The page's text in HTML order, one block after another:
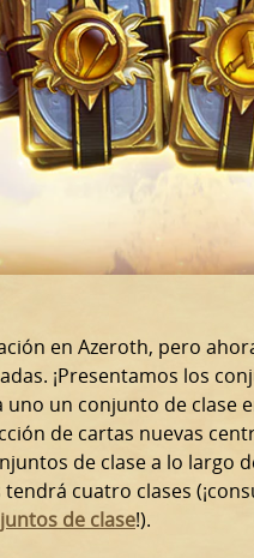
en Azeroth, pero
¡Presentamos los
uno un conjunto de clase
de cartas nuevas
de clase a lo largo
cuatro clases
de clase!).